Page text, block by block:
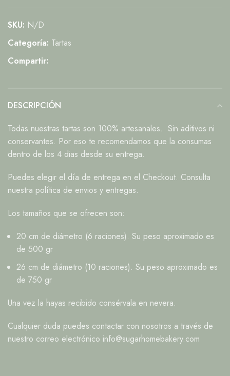
SKU: N/D
Categoría: Tartas
Compartir:
DESCRIPCIÓN
Todas nuestras tartas son 100% artesanales. Sin aditivos ni
conservantes. Por eso te recomendamos que la consumas
dentro de los 4 dias desde su entrega.
Puedes elegir el día de entrega en el Checkout. Consulta
nuestra política de envios y entregas.
Los tamaños que se ofrecen son:
20 cm de diámetro (6 raciones). Su peso aproximado es
de 500 gr
26 cm de diámetro (10 raciones). Su peso aproximado es
de 750 gr
Una vez la hayas recibido consérvala en nevera.
Cualquier duda puedes contactar con nosotros a través de
nuestro correo electrónico info@sugarhomebakery.com